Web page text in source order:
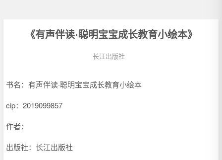
《有声伴读·聪明宝宝成长教育小绘本》
长江出版社
书名：有声伴读·聪明宝宝成长教育小绘本
cip： 2019099857
作者：
出版社：长江出版社